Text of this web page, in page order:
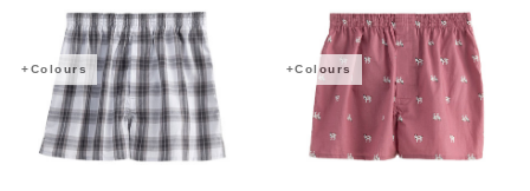
+Colours +Colours